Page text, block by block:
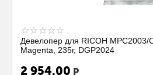
Девелопер для RICOH MPC2003/
Magenta, 235г, DGP2024
2 954.00 Р